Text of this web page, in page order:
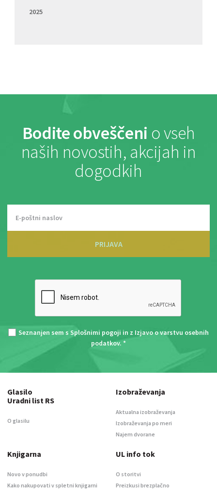
2025
Bodite obveščeni o vseh
naših novostih, akcijah in
dogodkih
PRIJAVA
Seznanjen sem s Splošnimi pogoji in z Izjavo o varstvu osebnih
podatkov. *
Glasilo
Uradni list RS
O glasilu
Izobraževanja
Aktualna izobraževanja
Izobraževanja po meri
Najem dvorane
Knjigarna
Novo v ponudbi
Kako nakupovati v spletni knjigarni
UL info tok
O storitvi
Preizkusi brezplačno